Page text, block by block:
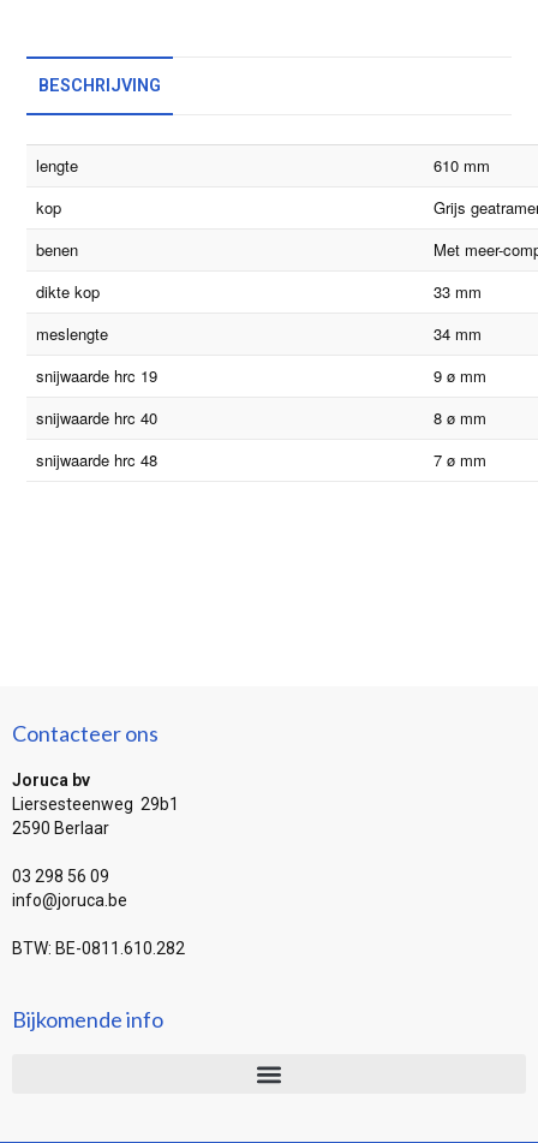
BESCHRIJVING
lengte
610 mm
kop
Grijs
benen
Met meer-
dikte kop
33 mm
meslengte
34 mm
snijwaarde hrc 19
9 ø mm
snijwaarde hrc 40
8 ø mm
snijwaarde hrc 48
7 ø mm
Contacteer ons
Joruca bv
Liersesteenweg 29b1
2590 Berlaar
03 298 56 09
info@joruca.be
BTW: BE-0811.610.282
Bijkomende info